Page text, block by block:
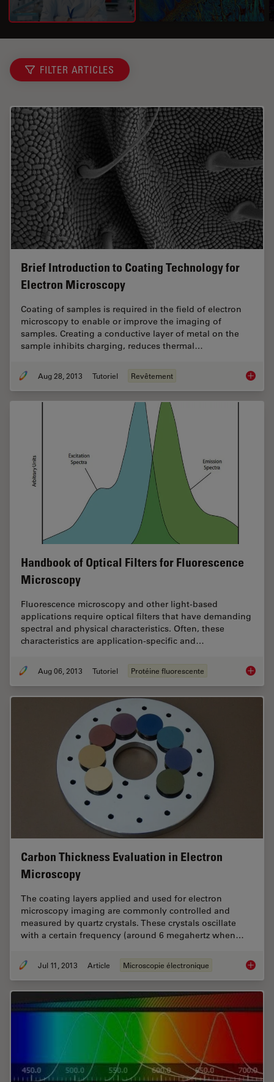
FILTER ARTICLES
Brief Introduction to Coating Technology for
Electron Microscopy
Coating of samples is required in the field of electron
microscopy to enable or improve the imaging of
samples. Creating a conductive layer of metal on the
sample inhibits charging, reduces thermal…
Aug 28, 2013 Tutoriel Revêtement Brief
Handbook of Optical Filters for Fluorescence
Microscopy
Fluorescence microscopy and other light-based
applications require optical filters that have demanding
spectral and physical characteristics. Often, these
characteristics are application-specific and…
Aug 06, 2013 Tutoriel Protéine fluorescente
Carbon Thickness Evaluation in Electron
Microscopy
The coating layers applied and used for electron
microscopy imaging are commonly controlled and
measured by quartz crystals. These crystals oscillate
with a certain frequency (around 6 megahertz when…
Jul 11, 2013 Article Microscopie électronique Carbon